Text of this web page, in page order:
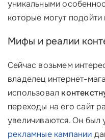
уникальными
которые могут
Мифы и реалии
Сейчас возьмем
владелец интернет-
использовал
переходы на его сайт
увеличиваются. Он был
рекламные кампании